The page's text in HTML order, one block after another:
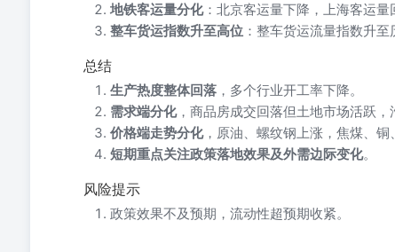
地铁客运量分化：北京客运量下降，上海客运量
整车货运指数升至高位 ：整车货运流量指数升至
总结
生产热度整体回落 ，多个行业开工率下降。
需求端分化，商品房成交回落但土地市场活跃，
价格端走势分化，原油、螺纹钢上涨，焦煤、铜
短期重点关注政策落地效果及外需边际变化。
风险提示
政策效果不及预期，流动性超预期收紧。